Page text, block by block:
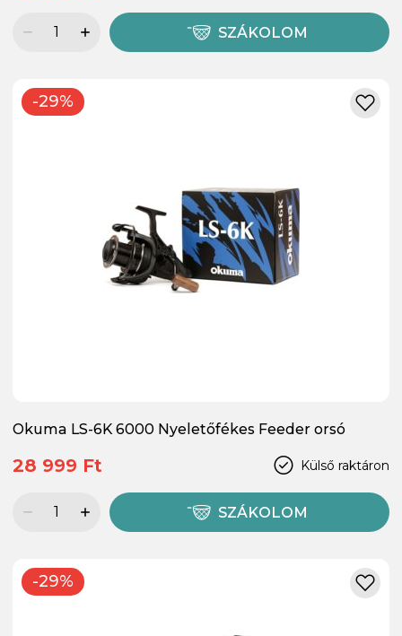
SZÁKOLOM
-29%
Okuma LS-6K 6000 Nyeletőfékes Feeder orsó
Külső raktáron
28 999 Ft
SZÁKOLOM
-29%